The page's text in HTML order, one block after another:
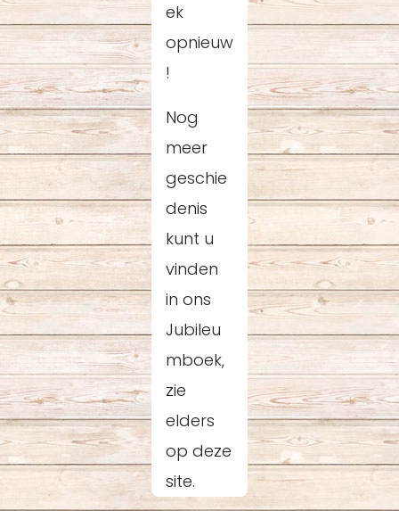
ek
opnieuw
!
Nog
meer
geschie
denis
kunt u
vinden
in ons
Jubileu
mboek,
zie
elders
op deze
site.